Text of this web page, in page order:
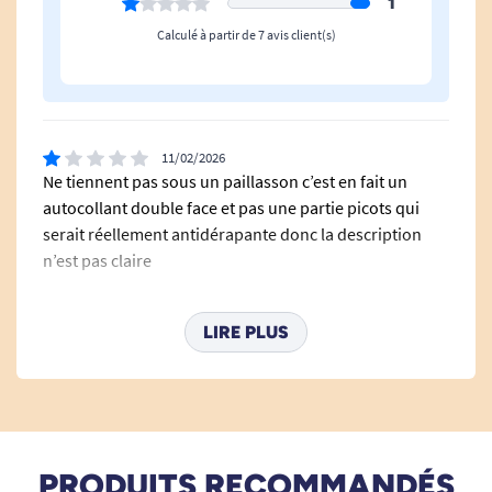
Calculé à partir de 7 avis client(s)
11/02/2026
Ne tiennent pas sous un paillasson c’est en fait un
autocollant double face et pas une partie picots qui
serait réellement antidérapante donc la description
n’est pas claire
Bonjour, Merci d'avoir pris le temps de partager votre
expérience. Nous sommes désolés d'apprendre que le
nous contacter pour toute question ou assistance
LIRE PLUS